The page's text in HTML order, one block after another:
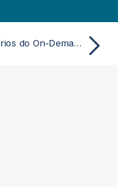
Os relatórios do On-Demand funcionam em um aplicativo do QlikView Access Point, mas não em outro